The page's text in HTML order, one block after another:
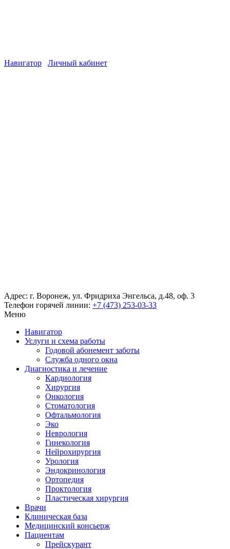
Навигатор Личный кабинет
Адрес: г. Воронеж, ул. Фридриха Энгельса, д.48, оф. 3
Телефон горячей линии: +7 (473) 253-03-33
Меню
Навигатор
Услуги и схема работы
Годовой абонемент заботы
Служба одного окна
Диагностика и лечение
Кардиология
Хирургия
Онкология
Стоматология
Офтальмология
Эко
Неврология
Гинекология
Нейрохирургия
Урология
Эндокринология
Ортопедия
Проктология
Пластическая хирургия
Врачи
Клиническая база
Медицинский консьерж
Пациентам
Прейскурант